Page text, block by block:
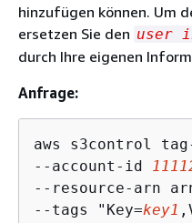
hinzufügen können. Um
ersetzen Sie den user
durch Ihre eigenen
Anfrage:
aws s3control
--account-id
--resource-arn
--tags "Key=key1